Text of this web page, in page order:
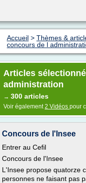
Accueil > Thèmes &
concours de l
Articles
administration
→ 300 articles
Voir également2 Vidéos pour
Concours de l'Insee
Entrer au Cefil
Concours de l'Insee
L'Insee propose quatorze
personnes ne faisant pas